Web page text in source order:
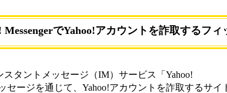
MessengerでYahoo!アカウントを詐取するフ
スタントメッセージ（IM）サービス「Yahoo!
セージを通じて、Yahoo!アカウントを詐取するサイ